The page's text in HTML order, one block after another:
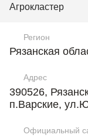
Агрокластер
Регион
Рязанская
Адрес
390526,
п.Варские,
Официальный